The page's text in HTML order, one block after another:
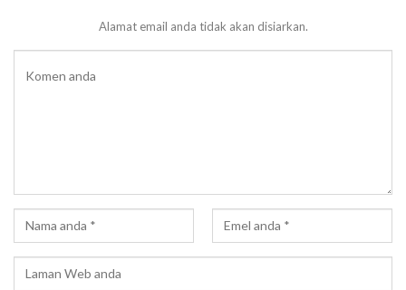
Alamat email anda tidak akan disiarkan.